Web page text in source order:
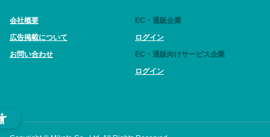
会社概要
広告掲載について
お問い合わせ
EC・通販企業
ログイン
EC・通販向けサービス企業
ログイン